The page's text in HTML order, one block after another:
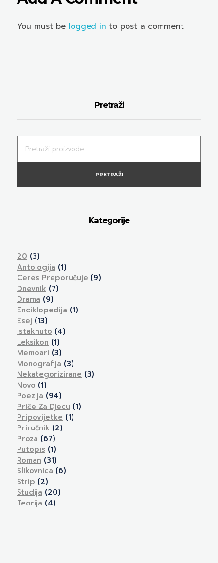
You must be logged in to post a comment
Pretraži
PRETRAŽI
Kategorije
20 (3)
Antologija (1)
Ceres Preporučuje (9)
Dnevnik (7)
Drama (9)
Enciklopedija (1)
Esej (13)
Istaknuto (4)
Leksikon (1)
Memoari (3)
Monografija (3)
Nekategorizirane (3)
Novo (1)
Poezija (94)
Priče Za Djecu (1)
Pripovijetke (1)
Priručnik (2)
Proza (67)
Putopis (1)
Roman (31)
Slikovnica (6)
Strip (2)
Studija (20)
Teorija (4)